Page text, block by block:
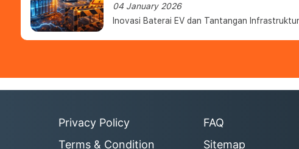
04 January 2026
Inovasi Baterai EV dan Tantangan
Privacy Policy
Terms & Condition
FAQ
Sitemap